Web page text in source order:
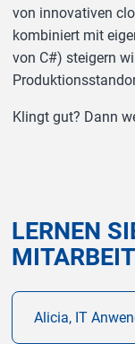
von innovativen
kombiniert mit
von C#) steigern
Klingt gut? Dann
LERNEN
Alicia, IT